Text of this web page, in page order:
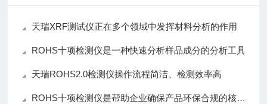
天瑞XRF测试仪正在多个领域中发挥材料分析的作用
ROHS十项检测仪是一种快速分析样品成分的分析工具
天瑞ROHS2.0检测仪操作流程简洁、检测效率高
ROHS十项检测仪是帮助企业确保产品环保合规的核心仪器